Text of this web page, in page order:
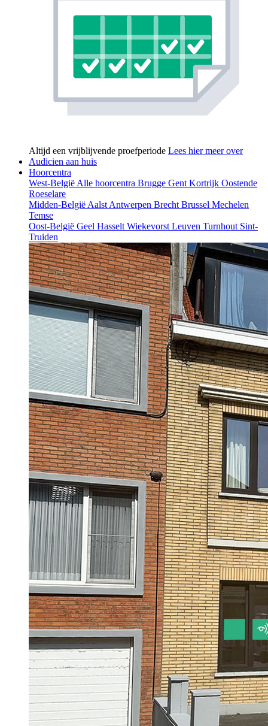
Altijd een vrijblijvende proefperiode Lees hier meer over
Audicien aan huis
Hoorcentra
West-België Alle hoorcentra Brugge Gent Kortrijk Oostende
Roeselare
Midden-België Aalst Antwerpen Brecht Brussel Mechelen
Temse
Oost-België Geel Hasselt Wiekevorst Leuven Turnhout Sint-
Truiden